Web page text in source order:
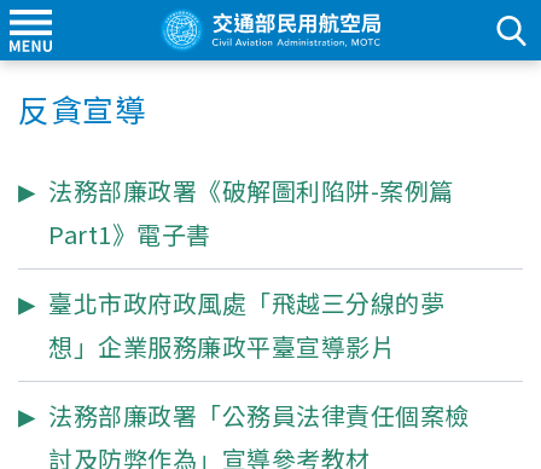
反貪宣導
法務部廉政署《破解圖利陷阱-案例篇
Part1》電子書
臺北市政府政風處「飛越三分線的夢
想」企業服務廉政平臺宣導影片
法務部廉政署「公務員法律責任個案檢
討及防弊作為」宣導參考教材